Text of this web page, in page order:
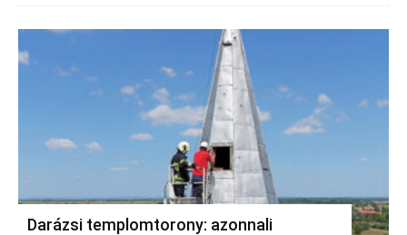
Darázsi templomtorony: azonnali